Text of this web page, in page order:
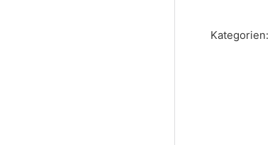
Kategorien: